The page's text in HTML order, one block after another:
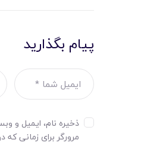
پیام بگذارید
ذخیره نام، ایمیل و
مرورگر برای زمانی که